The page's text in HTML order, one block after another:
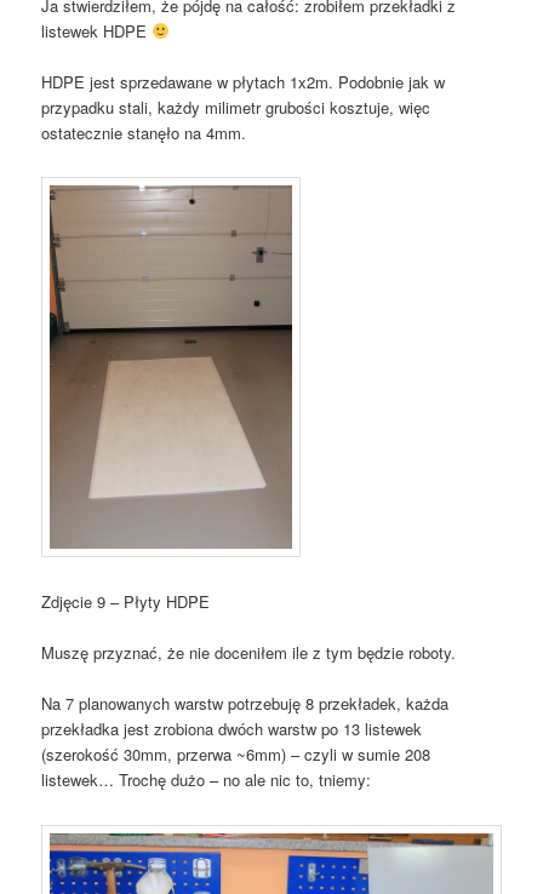
Ja stwierdziłem, że pójdę na całość: zrobiłem przekładki z
listewek HDPE
HDPE jest sprzedawane w płytach 1x2m. Podobnie jak w
przypadku stali, każdy milimetr grubości kosztuje, więc
ostatecznie stanęło na 4mm.
Zdjęcie 9 – Płyty HDPE
Muszę przyznać, że nie doceniłem ile z tym będzie roboty.
Na 7 planowanych warstw potrzebuję 8 przekładek, każda
przekładka jest zrobiona dwóch warstw po 13 listewek
(szerokość 30mm, przerwa ~6mm) – czyli w sumie 208
listewek… Trochę dużo – no ale nic to, tniemy: